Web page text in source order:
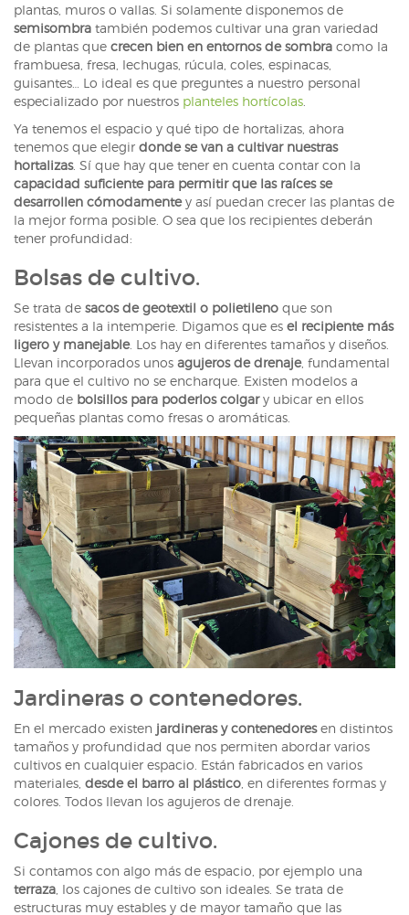
plantas, muros o vallas. Si solamente disponemos de
semisombra también podemos cultivar una gran variedad
de plantas que crecen bien en entornos de sombra como la
frambuesa, fresa, lechugas, rúcula, coles, espinacas,
guisantes… Lo ideal es que preguntes a nuestro personal
especializado por nuestros planteles hortícolas
Ya tenemos el espacio y qué tipo de hortalizas, ahora
tenemos que elegir donde se van a cultivar nuestras
hortalizas. Sí que hay que tener en cuenta contar con la
capacidad suficiente para permitir que las raíces se
desarrollen cómodamentey así puedan crecer las plantas de
la mejor forma posible. O sea que los recipientes deberán
tener profundidad:
Bolsas de cultivo.
Se trata de sacos de geotextil o polietileno que son
resistentes a la intemperie. Digamos que es el recipiente más
ligero y manejable. Los hay en diferentes tamaños y diseños.
Llevan incorporados unos agujeros de drenaje, fundamental
para que el cultivo no se encharque. Existen modelos a
modo de bolsillos para poderlos colgary ubicar en ellos
pequeñas plantas como fresas o aromáticas.
Jardineras o contenedores.
En el mercado existen jardineras y contenedoresen distintos
tamaños y profundidad que nos permiten abordar varios
cultivos en cualquier espacio. Están fabricados en varios
materiales, desde el barro al plástico , en diferentes formas y
colores. Todos llevan los agujeros de drenaje.
Cajones de cultivo.
Si contamos con algo más de espacio, por ejemplo una
terraza , los cajones de cultivo son ideales. Se trata de
estructuras muy estables y de mayor tamaño que las